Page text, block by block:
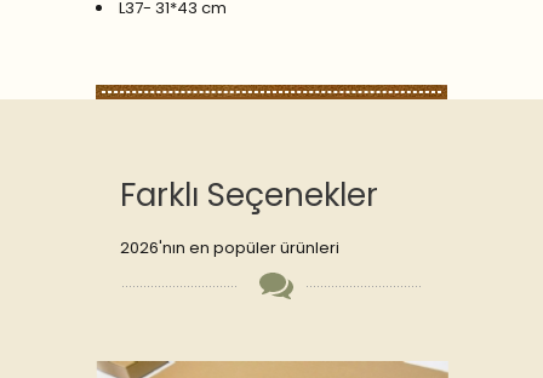
L37- 31*43 cm
Farklı Seçenekler
2026'nın en popüler ürünleri